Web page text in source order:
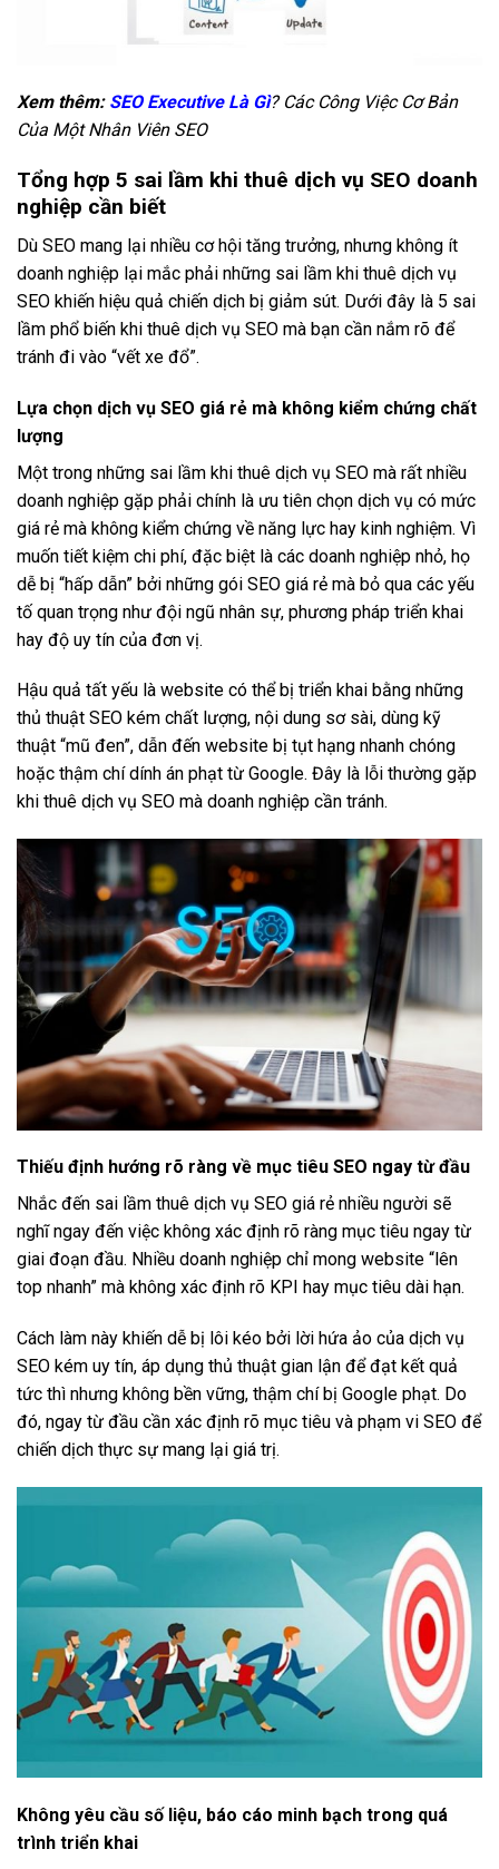
Xem thêm: SEO Executive Là Gì? Các Công Việc Cơ Bản
Của Một Nhân Viên SEO
Tổng hợp 5 sai lầm khi thuê dịch vụ SEO doanh
nghiệp cần biết
Dù SEO mang lại nhiều cơ hội tăng trưởng, nhưng không ít
doanh nghiệp lại mắc phải những sai lầm khi thuê dịch vụ
SEO khiến hiệu quả chiến dịch bị giảm sút. Dưới đây là 5 sai
lầm phổ biến khi thuê dịch vụ SEO mà bạn cần nắm rõ để
tránh đi vào “vết xe đổ”.
Lựa chọn dịch vụ SEO giá rẻ mà không kiểm chứng chất
lượng
Một trong những sai lầm khi thuê dịch vụ SEO mà rất nhiều
doanh nghiệp gặp phải chính là ưu tiên chọn dịch vụ có mức
giá rẻ mà không kiểm chứng về năng lực hay kinh nghiệm. Vì
muốn tiết kiệm chi phí, đặc biệt là các doanh nghiệp nhỏ, họ
dễ bị “hấp dẫn” bởi những gói SEO giá rẻ mà bỏ qua các yếu
tố quan trọng như đội ngũ nhân sự, phương pháp triển khai
hay độ uy tín của đơn vị.
Hậu quả tất yếu là website có thể bị triển khai bằng những
thủ thuật SEO kém chất lượng, nội dung sơ sài, dùng kỹ
thuật “mũ đen”, dẫn đến website bị tụt hạng nhanh chóng
hoặc thậm chí dính án phạt từ Google. Đây là lỗi thường gặp
khi thuê dịch vụ SEO mà doanh nghiệp cần tránh.
Thiếu định hướng rõ ràng về mục tiêu SEO ngay từ đầu
Nhắc đến sai lầm thuê dịch vụ SEO giá rẻ nhiều người sẽ
nghĩ ngay đến việc không xác định rõ ràng mục tiêu ngay từ
giai đoạn đầu. Nhiều doanh nghiệp chỉ mong website “lên
top nhanh” mà không xác định rõ KPI hay mục tiêu dài hạn.
Cách làm này khiến dễ bị lôi kéo bởi lời hứa ảo của dịch vụ
SEO kém uy tín, áp dụng thủ thuật gian lận để đạt kết quả
tức thì nhưng không bền vững, thậm chí bị Google phạt. Do
đó, ngay từ đầu cần xác định rõ mục tiêu và phạm vi SEO để
chiến dịch thực sự mang lại giá trị.
Không yêu cầu số liệu, báo cáo minh bạch trong quá
trình triển khai